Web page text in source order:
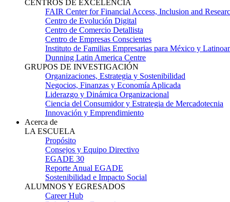
CENTROS DE EXCELENCIA
FAIR Center for Financial Access, Inclusion and
Centro de Evolución Digital
Centro de Comercio Detallista
Centro de Empresas Conscientes
Instituto de Familias Empresarias para México y
Dunning Latin America Centre
GRUPOS DE INVESTIGACIÓN
Organizaciones, Estrategia y Sostenibilidad
Negocios, Finanzas y Economía Aplicada
Liderazgo y Dinámica Organizacional
Ciencia del Consumidor y Estrategia de Mercadotecnia
Innovación y Emprendimiento
Acerca de
LA ESCUELA
Propósito
Consejos y Equipo Directivo
EGADE 30
Reporte Anual EGADE
Sostenibilidad e Impacto Social
ALUMNOS Y EGRESADOS
Career Hub